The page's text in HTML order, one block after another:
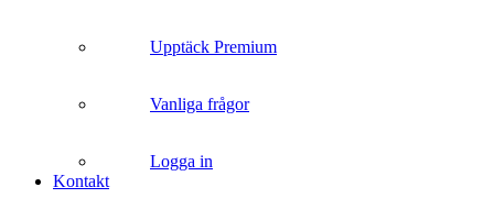
Upptäck Premium
Vanliga frågor
Logga in
Kontakt